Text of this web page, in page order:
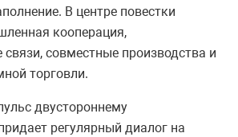
В центре повестки
кооперация,
совместные производства и
торговли.
двустороннему
регулярный диалог на